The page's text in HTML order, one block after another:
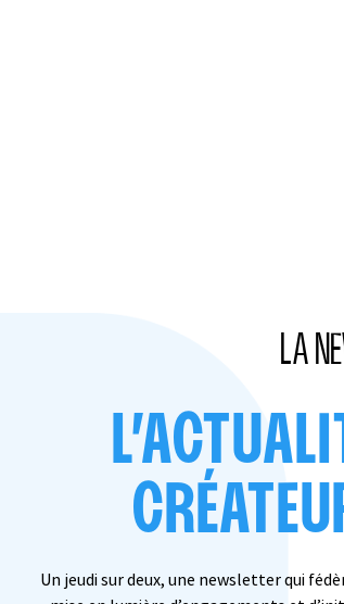
LA
Un jeudi sur deux, une newsletter qui